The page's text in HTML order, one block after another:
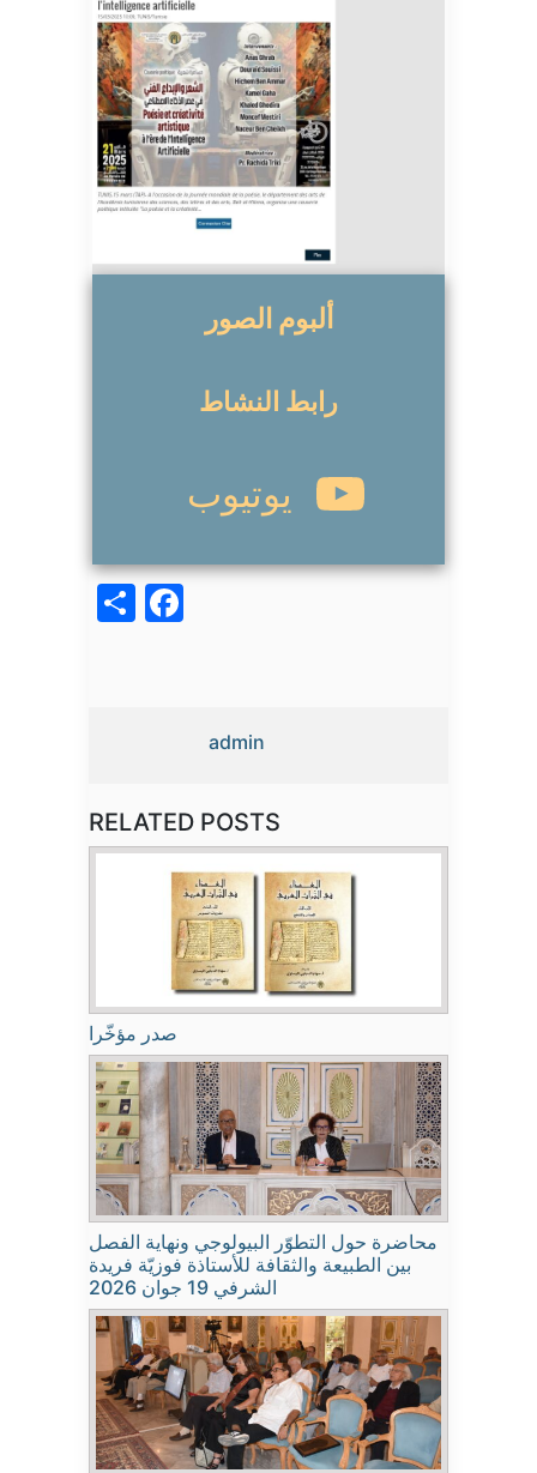
ألبوم الصور
رابط النشاط
يوتيوب
admin
RELATED POSTS
صدر مؤخّرا
محاضرة حول التطوّر البيولوجي ونهاية الفصل
بين الطبيعة والثقافة للأستاذة فوزيّة فريدة
الشرفي 19 جوان 2026